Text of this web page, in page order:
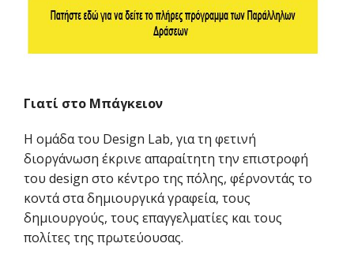
Γιατί στο Μπάγκειον
Η ομάδα του Design Lab, για τη φετινή
διοργάνωση έκρινε απαραίτητη την επιστροφή
του design στο κέντρο της πόλης, φέρνοντάς το
κοντά στα δημιουργικά γραφεία, τους
δημιουργούς, τους επαγγελματίες και τους
πολίτες της πρωτεύουσας.